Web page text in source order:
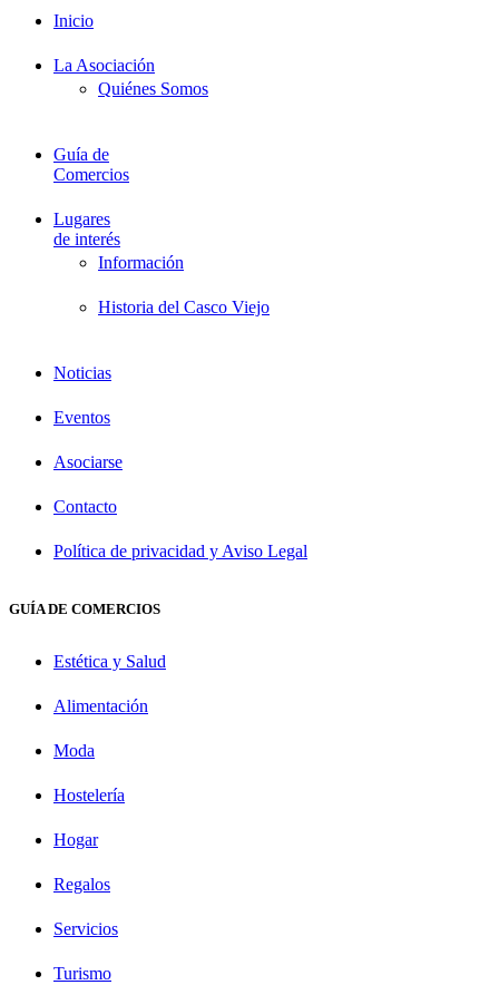
Inicio
La Asociación
Quiénes Somos
Guía de
Comercios
Lugares
de interés
Información
Historia del Casco Viejo
Noticias
Eventos
Asociarse
Contacto
Política de privacidad y Aviso Legal
GUÍA DE COMERCIOS
Estética y Salud
Alimentación
Moda
Hostelería
Hogar
Regalos
Servicios
Turismo